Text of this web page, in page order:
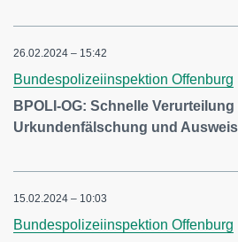
26.02.2024 – 15:42
Bundespolizeiinspektion Offenburg
BPOLI-OG: Schnelle Verurteilung
Urkundenfälschung und
15.02.2024 – 10:03
Bundespolizeiinspektion Offenburg